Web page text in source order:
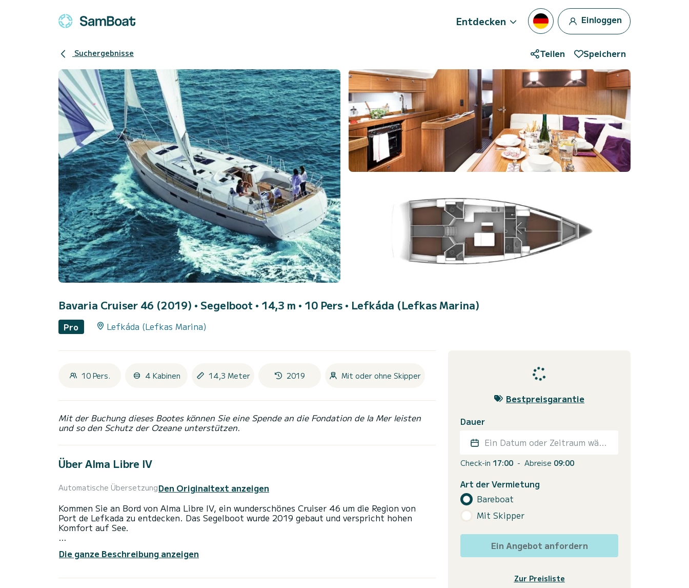
Entdecken Einloggen
Suchergebnisse Teilen Speichern
Bavaria Cruiser 46 (2019) • Segelboot • 14,3 m • 10 Pers • Lefkáda (Lefkas Marina)
Pro Lefkáda (Lefkas Marina)
10 Pers. 4 Kabinen 14,3 Meter 2019 Mit oder ohne Skipper
Mit der Buchung dieses Bootes können Sie eine Spende an die Fondation de la Mer leisten
und so den Schutz der Ozeane unterstützen.
Über Alma Libre IV
Automatische ÜbersetzungDen Originaltext anzeigen
Kommen Sie an Bord von Alma Libre IV, ein wunderschönes Cruiser 46 um die Region von
Port de Lefkada zu entdecken. Das Segelboot wurde 2019 gebaut und verspricht hohen
Komfort auf See.
Gesamtlänge von 14 Metern wird es Ihr perfekter Begleiter sein, um einen einzigartigen
Die ganze Beschreibung anzeigen
Bestpreisgarantie
Dauer
Ein Datum oder Zeitraum wählen
Check-in 17:00 - Abreise 09:00
Art der Vermietung
Bareboat
Mit Skipper
Ein Angebot anfordern
Zur Preisliste